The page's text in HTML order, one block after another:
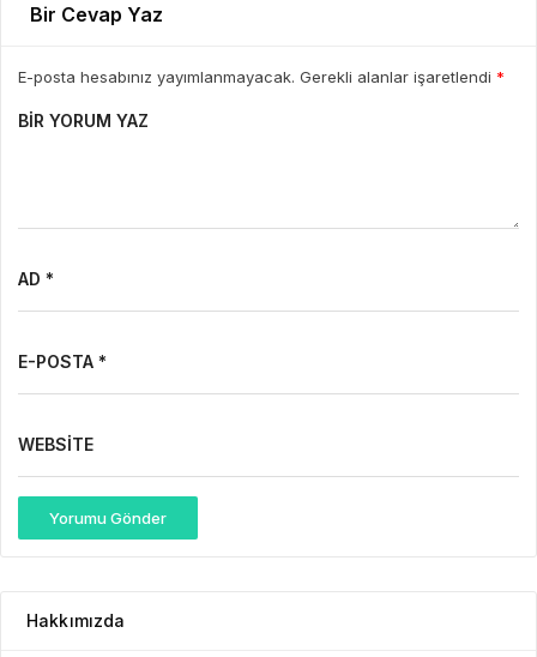
Bir Cevap Yaz
E-posta hesabınız yayımlanmayacak. Gerekli alanlar işaretlendi *
BIR YORUM YAZ
AD *
E-POSTA *
WEBSITE
Yorumu Gönder
Hakkımızda